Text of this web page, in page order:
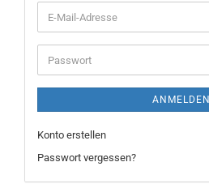
ANMELDEN
Konto erstellen
Passwort vergessen?